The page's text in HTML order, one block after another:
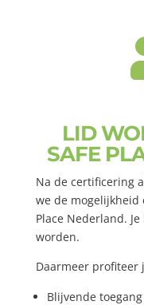
LID
SAFE
Na de certificering
we de mogelijkheid
Place Nederland.
worden.
Daarmeer profiteer
Blijvende